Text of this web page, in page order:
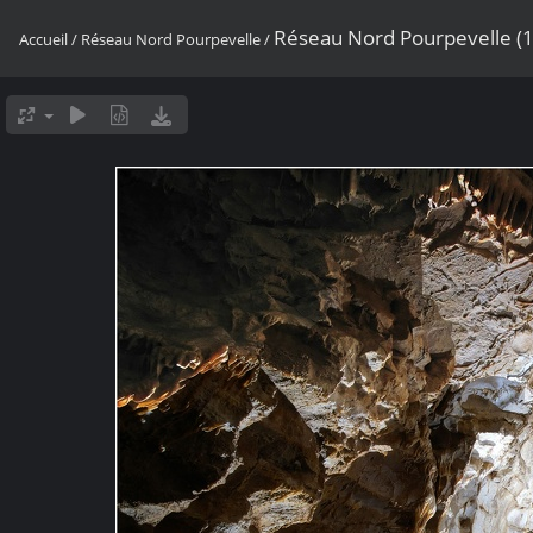
Accueil/ Réseau Nord Pourpevelle/ Réseau Nord Pourpevelle